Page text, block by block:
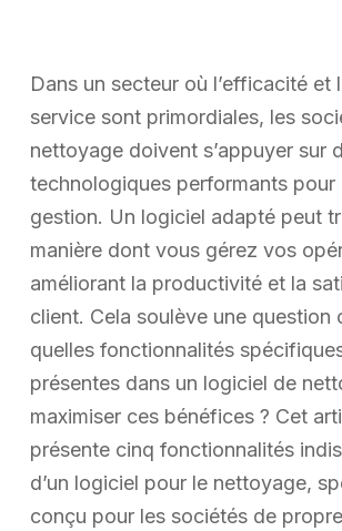
Dans un secteur où l’efficacité et
service sont primordiales, les
nettoyage doivent s’appuyer sur
technologiques performants pour
gestion. Un logiciel adapté peut
manière dont vous gérez vos
améliorant la productivité et la
client. Cela soulève une question
quelles fonctionnalités
présentes dans un logiciel de
maximiser ces bénéfices ? Cet
présente cinq fonctionnalités
d’un logiciel pour le nettoyage,
conçu pour les sociétés de